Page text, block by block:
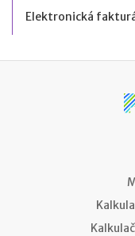
Elektronická